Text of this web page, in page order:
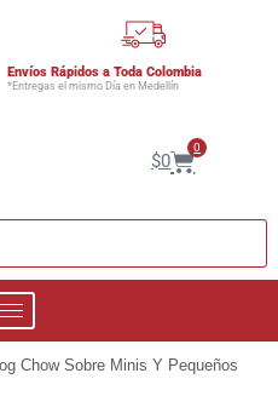
Envíos Rápidos a Toda Colombia
*Entregas el mismo Día en Medellín
$0
0
Chow Sobre Minis Y Pequeños